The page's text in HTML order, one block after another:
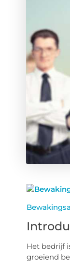
Het bedrijf
groeiend